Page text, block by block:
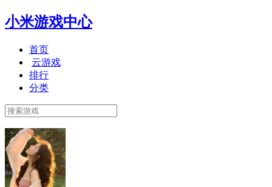
小米游戏中心
首页
云游戏
排行
分类